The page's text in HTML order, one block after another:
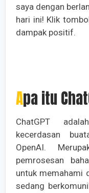
saya dengan
hari ini! Klik
dampak positif.
Apa itu
ChatGPT
kecerdasan
OpenAI.
pemrosesan
untuk memahami
sedang